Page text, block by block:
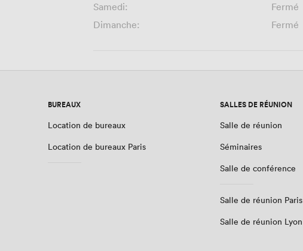
Samedi:
Fermé
Dimanche:
Fermé
BUREAUX
Location de bureaux
Location de bureaux Paris
SALLES DE RÉUNION
Salle de réunion
Séminaires
Salle de conférence
Salle de réunion Paris
Salle de réunion Lyon